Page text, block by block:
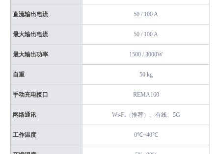
直流输出电流 50 / 100 A
最大输出电流 50 / 100 A
最大输出功率 1500 / 3000W
自重 50 kg
手动充电接口 REMA160
网络通讯 Wi-Fi（推荐）、有线、5G
工作温度 0℃~40℃